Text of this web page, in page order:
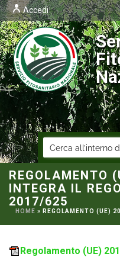
Accedi
REGOLAMENTO
INTEGRA IL
2017/625
HOME » REGOLAMENTO (UE)
Regolamento (UE)